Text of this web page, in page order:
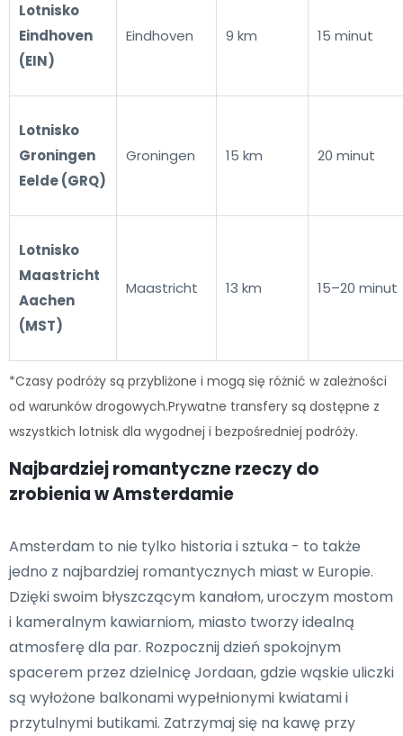
Lotnisko
Eindhoven
(EIN)
Eindhoven 9 km 15 minut
Lotnisko
Groningen
Eelde (GRQ)
Groningen 15 km 20 minut
Lotnisko
Maastricht
Aachen
(MST)
Maastricht 13 km 15–20 minut
*Czasy podróży są przybliżone i mogą się różnić w zależności
od warunków drogowych.Prywatne transfery są dostępne z
wszystkich lotnisk dla wygodnej i bezpośredniej podróży.
Najbardziej romantyczne rzeczy do
zrobienia w Amsterdamie
Amsterdam to nie tylko historia i sztuka - to także
jedno z najbardziej romantycznych miast w Europie.
Dzięki swoim błyszczącym kanałom, uroczym mostom
i kameralnym kawiarniom, miasto tworzy idealną
atmosferę dla par. Rozpocznij dzień spokojnym
spacerem przez dzielnicę Jordaan, gdzie wąskie uliczki
są wyłożone balkonami wypełnionymi kwiatami i
przytulnymi butikami. Zatrzymaj się na kawę przy